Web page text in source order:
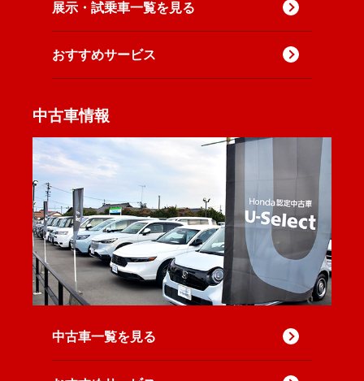
展示・試乗車一覧を見る
おすすめサービス
中古車情報
中古車一覧を見る